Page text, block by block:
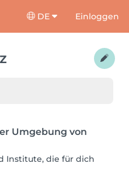
DE Einloggen
Umgebung von
Institute, die für dich